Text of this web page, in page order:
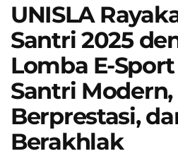
UNISLA
Santri 2025
Lomba E-
Santri Modern,
Berprestasi,
Berakhlak